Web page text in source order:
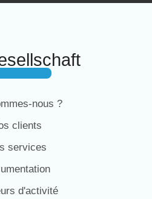
nous ?
clients
services
d'activité